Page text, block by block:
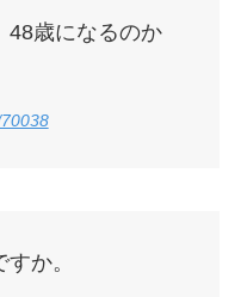
歳になるのか
か。